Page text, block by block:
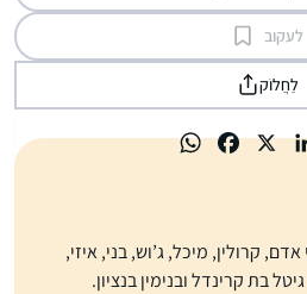
לעקוב
לַחֲלוֹק
קרולין, מיכל, ג’וש, בני, איזי,
בת קרינדל ובנימין בנציון.